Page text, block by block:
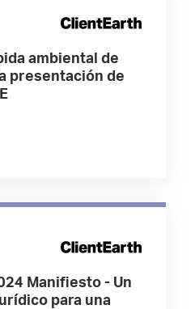
ambiental de
presentación de
Manifiesto - Un
para una